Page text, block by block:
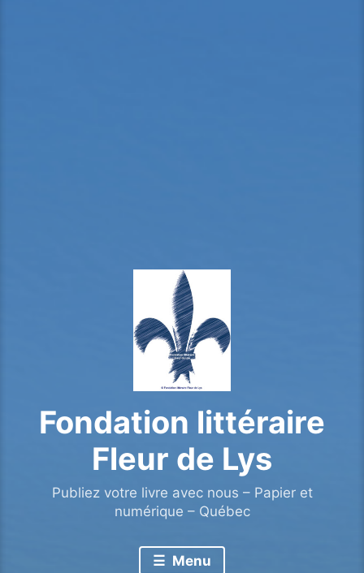
Fondation littéraire
Fleur de Lys
Publiez votre livre avec nous – Papier et
numérique – Québec
Menu